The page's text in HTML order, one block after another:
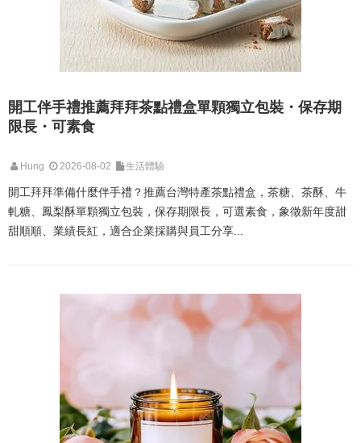
開工伴手禮推薦拜拜茶點禮盒單顆獨立包裝・保存期
限長・可素食
Hung 2026-08-02 生活體驗
開工拜拜準備什麼伴手禮？推薦台灣特產茶點禮盒，茶糖、茶酥、牛
軋糖、鳳梨酥單顆獨立包裝，保存期限長，可選素食，象徵新年度甜
甜順順、業績長紅，適合企業採購與員工分享...